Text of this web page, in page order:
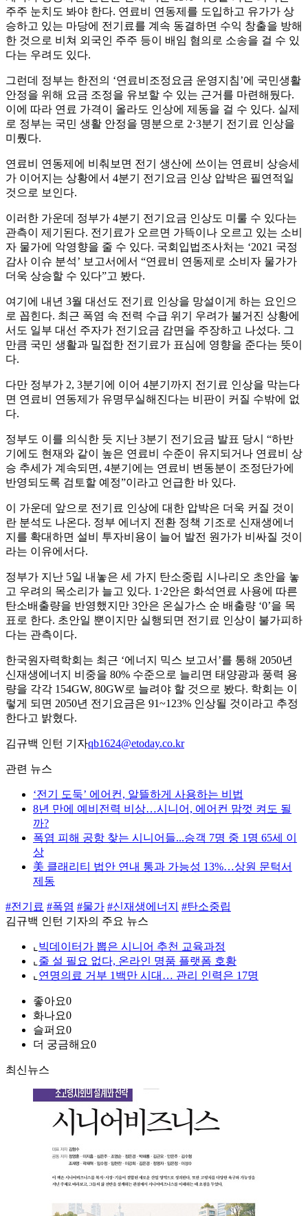
주주 눈치도 봐야 한다. 연료비 연동제를 도입하고 유가가 상
승하고 있는 마당에 전기료를 계속 동결하면 수익 창출을 방해
한 것으로 비쳐 외국인 주주 등이 배임 혐의로 소송을 걸 수 있
다는 우려도 있다.
그런데 정부는 한전의 ‘연료비조정요금 운영지침’에 국민생활
안정을 위해 요금 조정을 유보할 수 있는 근거를 마련해뒀다.
이에 따라 연료 가격이 올라도 인상에 제동을 걸 수 있다. 실제
로 정부는 국민 생활 안정을 명분으로 2⋅3분기 전기료 인상을
미뤘다.
연료비 연동제에 비춰보면 전기 생산에 쓰이는 연료비 상승세
가 이어지는 상황에서 4분기 전기요금 인상 압박은 필연적일
것으로 보인다.
이러한 가운데 정부가 4분기 전기요금 인상도 미룰 수 있다는
관측이 제기된다. 전기료가 오르면 가뜩이나 오르고 있는 소비
자 물가에 악영향을 줄 수 있다. 국회입법조사처는 ‘2021 국정
감사 이슈 분석’ 보고서에서 “연료비 연동제로 소비자 물가가
더욱 상승할 수 있다”고 봤다.
여기에 내년 3월 대선도 전기료 인상을 망설이게 하는 요인으
로 꼽힌다. 최근 폭염 속 전력 수급 위기 우려가 불거진 상황에
서도 일부 대선 주자가 전기요금 감면을 주장하고 나섰다. 그
만큼 국민 생활과 밀접한 전기료가 표심에 영향을 준다는 뜻이
다.
다만 정부가 2, 3분기에 이어 4분기까지 전기료 인상을 막는다
면 연료비 연동제가 유명무실해진다는 비판이 커질 수밖에 없
다.
정부도 이를 의식한 듯 지난 3분기 전기요금 발표 당시 “하반
기에도 현재와 같이 높은 연료비 수준이 유지되거나 연료비 상
승 추세가 계속되면, 4분기에는 연료비 변동분이 조정단가에
반영되도록 검토할 예정”이라고 언급한 바 있다.
이 가운데 앞으로 전기료 인상에 대한 압박은 더욱 커질 것이
란 분석도 나온다. 정부 에너지 전환 정책 기조로 신재생에너
지를 확대하면 설비 투자비용이 늘어 발전 원가가 비싸질 것이
라는 이유에서다.
정부가 지난 5일 내놓은 세 가지 탄소중립 시나리오 초안을 놓
고 우려의 목소리가 늘고 있다. 1⋅2안은 화석연료 사용에 따른
탄소배출량을 반영했지만 3안은 온실가스 순 배출량 ‘0’을 목
표로 한다. 초안일 뿐이지만 실행되면 전기료 인상이 불가피하
다는 관측이다.
한국원자력학회는 최근 ‘에너지 믹스 보고서’를 통해 2050년
신재생에너지 비중을 80% 수준으로 늘리면 태양광과 풍력 용
량을 각각 154GW, 80GW로 늘려야 할 것으로 봤다. 학회는 이
렇게 되면 2050년 전기요금은 91~123% 인상될 것이라고 추정
한다고 밝혔다.
김규백 인턴 기자qb1624@etoday.co.kr
관련 뉴스
‘전기 도둑’ 에어컨, 알뜰하게 사용하는 비법
8년 만에 예비전력 비상…시니어, 에어컨 맘껏 켜도 될
까?
폭염 피해 공항 찾는 시니어들...승객 7명 중 1명 65세 이
상
美 클래리티 법안 연내 통과 가능성 13%…상원 문턱서
제동
#전기료 #폭염 #물가 #신재생에너지 #탄소중립
김규백 인턴 기자의 주요 뉴스
⌞ 빅데이터가 뽑은 시니어 추천 교육과정
⌞ 줄 설 필요 없다, 온라인 명품 플랫폼 호황
⌞ 연명의료 거부 1백만 시대… 관리 인력은 17명
좋아요0
화나요0
슬퍼요0
더 궁금해요0
최신뉴스